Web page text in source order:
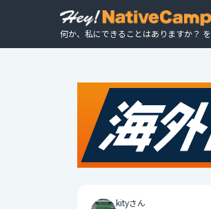
何か、私にできることはありますか？
kityさん